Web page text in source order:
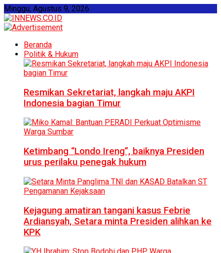
Minggu, Agustus 9, 2026
Beranda
Politik & Hukum
Resmikan Sekretariat, langkah maju AKPI
Indonesia bagian Timur
Ketimbang “Londo Ireng”, baiknya Presiden
urus perilaku penegak hukum
Kejagung amatiran tangani kasus Febrie
Ardiansyah, Setara minta Presiden alihkan ke
KPK